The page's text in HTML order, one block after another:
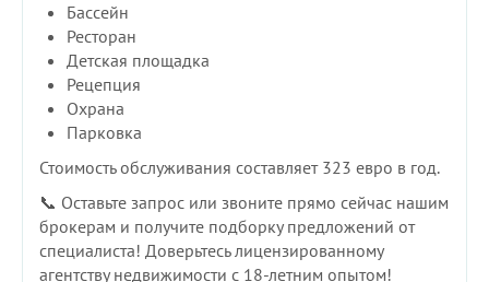
Бассейн
Ресторан
Детская площадка
Рецепция
Охрана
Парковка
Стоимость обслуживания составляет 323 евро в год.
📞 Оставьте запрос или звоните прямо сейчас нашим
брокерам и получите подборку предложений от
специалиста! Доверьтесь лицензированному
агентству недвижимости с 18-летним опытом!